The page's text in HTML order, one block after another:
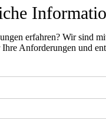
erfahren? Wir sind
Anforderungen und